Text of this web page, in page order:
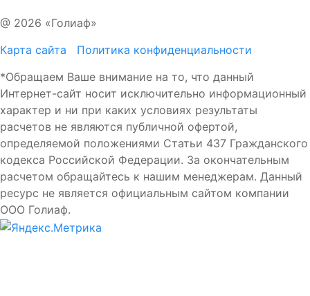
@ 2026 «Голиаф»
Карта сайта
Политика конфиденциальности
*Обращаем Ваше внимание на то, что данный
Интернет-сайт носит исключительно информационный
характер и ни при каких условиях результаты
расчетов не являются публичной офертой,
определяемой положениями Статьи 437 Гражданского
кодекса Российской Федерации. За окончательным
расчетом обращайтесь к нашим менеджерам. Данный
ресурс не является официальным сайтом компании
ООО Голиаф.